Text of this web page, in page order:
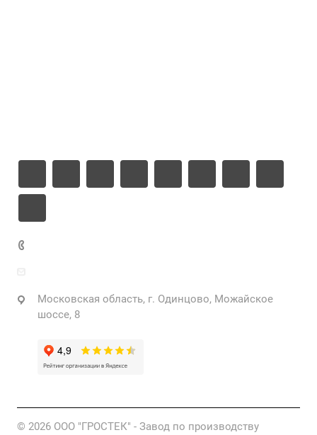
Московская область, г. Одинцово, Можайское
шоссе, 8
© 2026 ООО "ГРОСТЕК" - Завод по производству